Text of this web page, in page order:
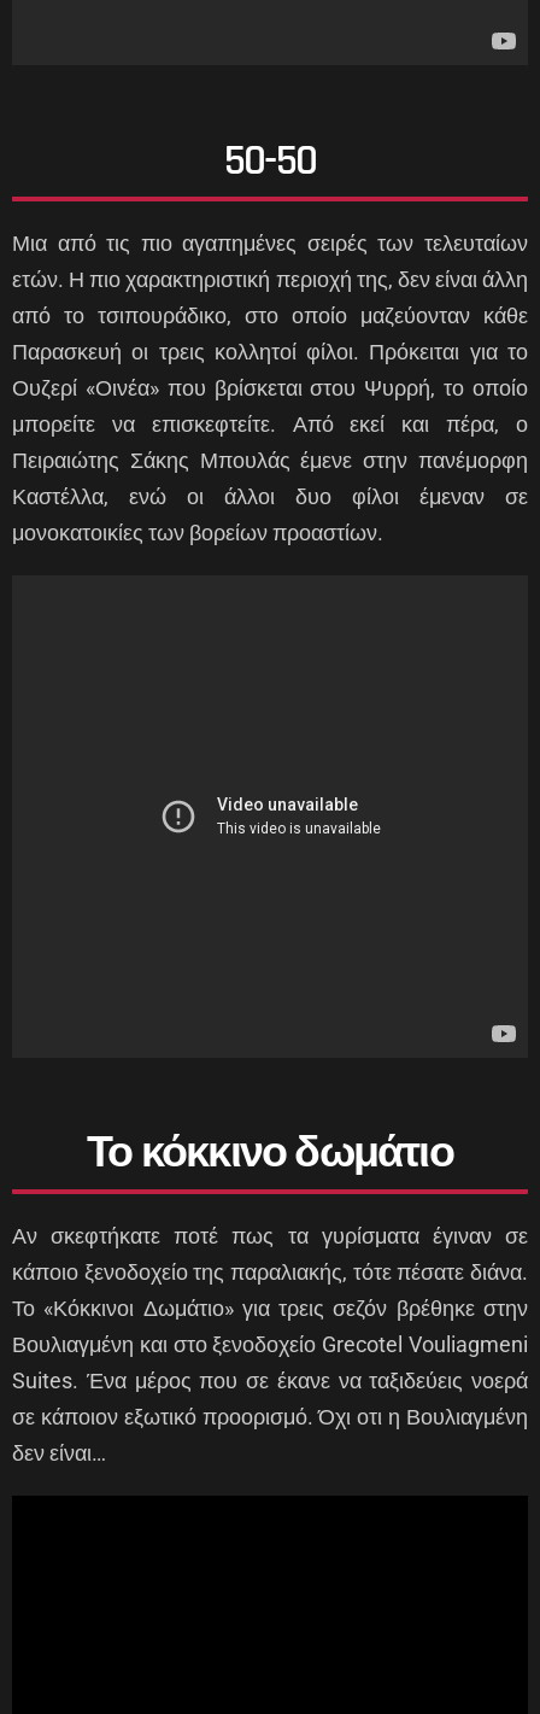
50-50
Μια από τις πιο αγαπημένες σειρές των τελευταίων
ετών. Η πιο χαρακτηριστική περιοχή της, δεν είναι άλλη
από το τσιπουράδικο, στο οποίο μαζεύονταν κάθε
Παρασκευή οι τρεις κολλητοί φίλοι. Πρόκειται για το
Ουζερί «Οινέα» που βρίσκεται στου Ψυρρή, το οποίο
μπορείτε να επισκεφτείτε. Από εκεί και πέρα, ο
Πειραιώτης Σάκης Μπουλάς έμενε στην πανέμορφη
Καστέλλα, ενώ οι άλλοι δυο φίλοι έμεναν σε
μονοκατοικίες των βορείων προαστίων.
Το κόκκινο δωμάτιο
Αν σκεφτήκατε ποτέ πως τα γυρίσματα έγιναν σε
κάποιο ξενοδοχείο της παραλιακής, τότε πέσατε διάνα.
Το «Κόκκινοι Δωμάτιο» για τρεις σεζόν βρέθηκε στην
Βουλιαγμένη και στο ξενοδοχείο Grecotel Vouliagmeni
Suites. Ένα μέρος που σε έκανε να ταξιδεύεις νοερά
σε κάποιον εξωτικό προορισμό. Όχι οτι η Βουλιαγμένη
δεν είναι…